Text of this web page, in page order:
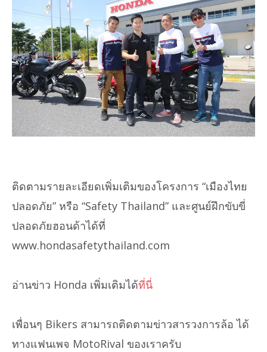
ติดตามรายละเอียดเพิ่มเติมของโครงการ “เมืองไทย
ปลอดภัย” หรือ “Safety Thailand” และศูนย์ฝึกขับขี่
ปลอดภัยฮอนด้าได้ที่
www.hondasafetythailand.com
อ่านข่าว Honda เพิ่มเติมได้ที่นี่
เพื่อนๆ Bikers สามารถติดตามข่าวสารวงการล้อ ได้
ทางแฟนเพจ MotoRival ของเราครับ